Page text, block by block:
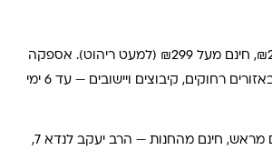
₪29, חינם מעל ₪299 (למעט ריהוט). אספקה
תוך 2-4 ימי עסקים. באזורים רחוקים, קיבוצים ויישובים — עד 6 ימי
בתיאום מראש, חינם מהחנות — הרב יעקב לנדא 7,